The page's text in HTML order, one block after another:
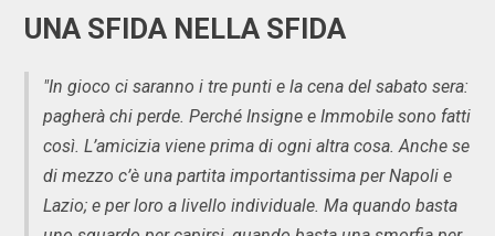
UNA SFIDA NELLA SFIDA
"In gioco ci saranno i tre punti e la cena del sabato sera:
pagherà chi perde. Perché Insigne e Immobile sono fatti
così. L’amicizia viene prima di ogni altra cosa. Anche se
di mezzo c’è una partita importantissima per Napoli e
Lazio; e per loro a livello individuale. Ma quando basta